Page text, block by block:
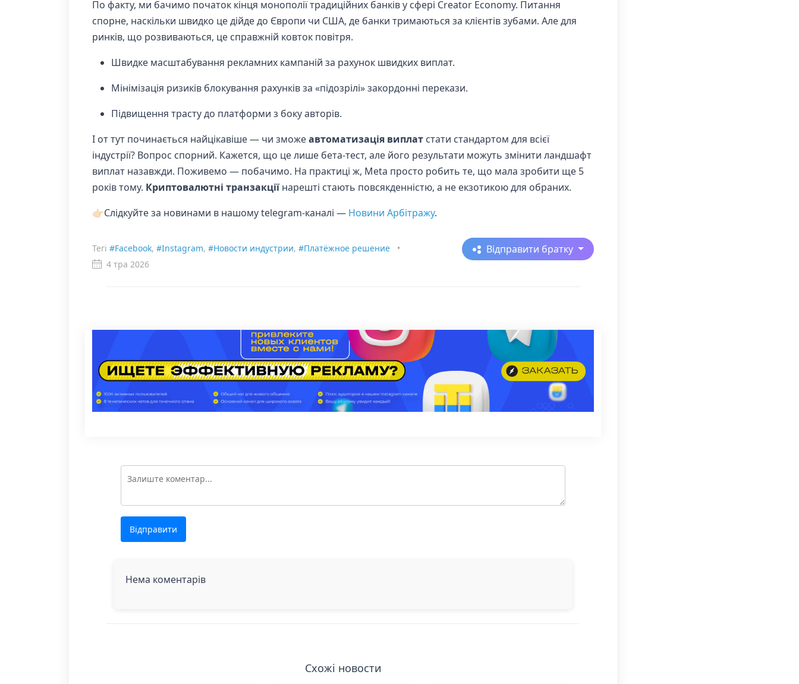
По факту, ми бачимо початок кінця монополії традиційних банків у сфері Creator Economy. Питання
спорне, наскільки швидко це дійде до Європи чи США, де банки тримаються за клієнтів зубами. Але для
ринків, що розвиваються, це справжній ковток повітря.
Швидке масштабування рекламних кампаній за рахунок швидких виплат.
Мінімізація ризиків блокування рахунків за «підозрілі» закордонні перекази.
Підвищення трасту до платформи з боку авторів.
І от тут починається найцікавіше — чи зможеавтоматизація виплат стати стандартом для всієї
індустрії? Вопрос спорний. Кажется, що це лише бета-тест, але його результати можуть змінити ландшафт
виплат назавжди. Поживемо — побачимо. На практиці ж, Meta просто робить те, що мала зробити ще 5
років тому. Криптовалютні транзакції нарешті стають повсякденністю, а не екзотикою для обраних.
👉🏻Слідкуйте за новинами в нашому telegram-каналі — Новини Арбітражу.
Тегі #Facebook, #Instagram, #Новости индустрии, #Платёжное решение
•
4 тра 2026
Відправити братку
Відправити
Нема коментарів
Схожі новости